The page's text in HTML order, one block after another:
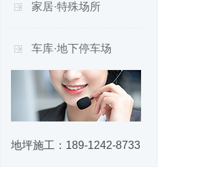
家居·特殊场所
车库·地下停车场
地坪施工： 189-1242-8733